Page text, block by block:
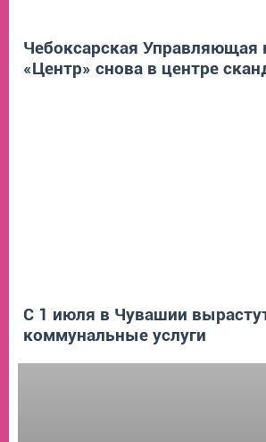
Чебоксарская Управляющая
«Центр» снова в центре
С 1 июля в Чувашии
коммунальные услуги